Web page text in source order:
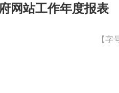
网站工作年度报表
【字